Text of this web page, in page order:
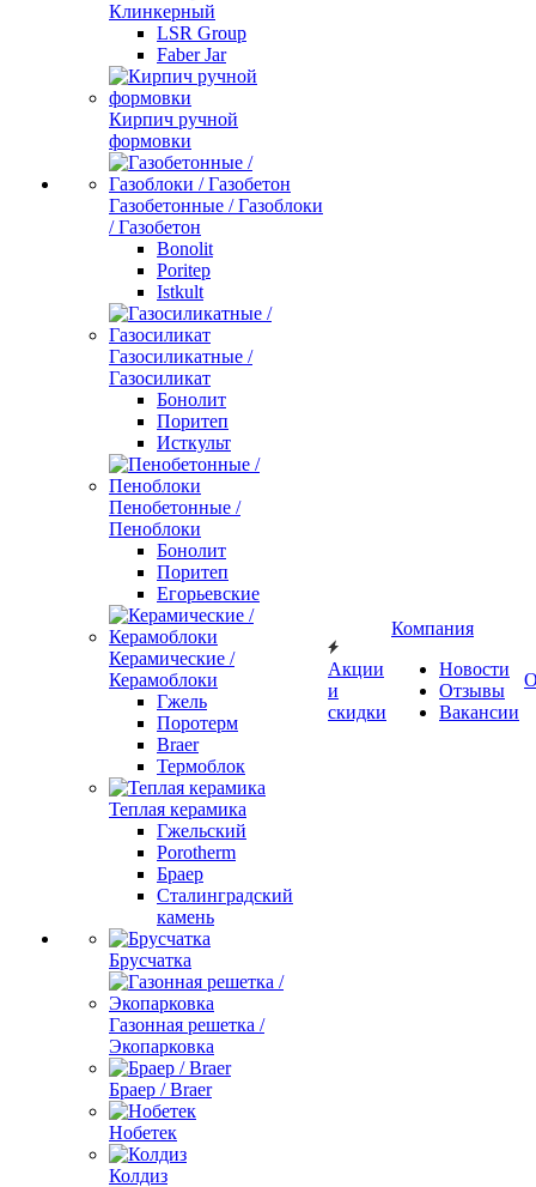
Клинкерный
LSR Group
Faber Jar
Кирпич ручной
формовки
Газобетонные / Газоблоки
/ Газобетон
Bonolit
Poritep
Istkult
Газосиликатные /
Газосиликат
Бонолит
Поритеп
Исткульт
Пенобетонные /
Пеноблоки
Бонолит
Поритеп
Егорьевские
Керамические /
Керамоблоки
Гжель
Поротерм
Braer
Термоблок
Теплая керамика
Гжельский
Porotherm
Браер
Сталинградский
камень
Брусчатка
Газонная решетка /
Экопарковка
Браер / Braer
Нобетек
Колдиз
Акции
и
скидки
Компания
Новости
Отзывы
Вакансии